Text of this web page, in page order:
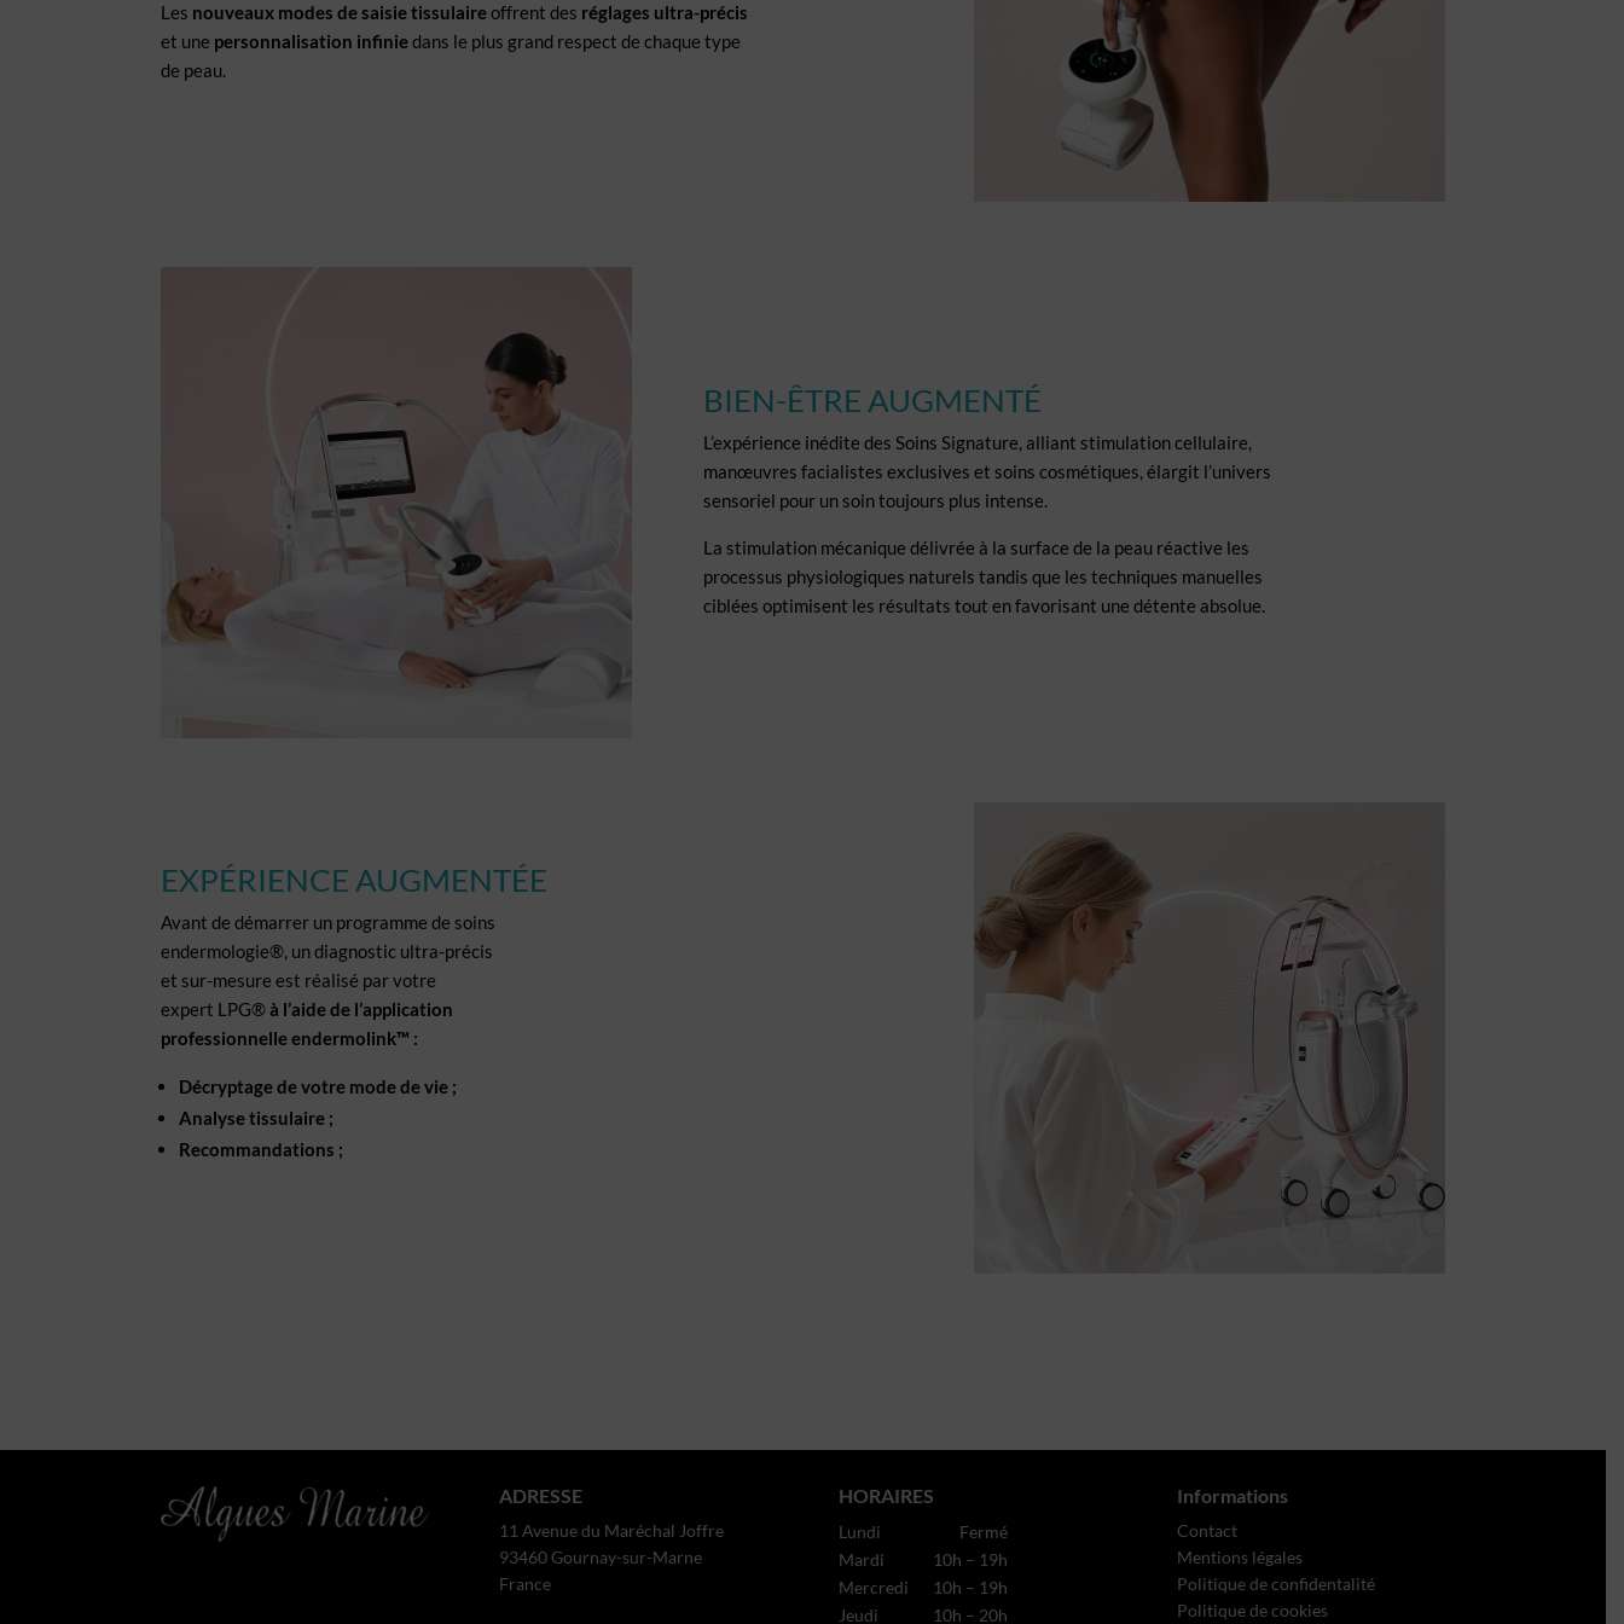
Les nouveaux modes de saisie tissulaireoffrent des réglages ultra-précis
et une personnalisation infiniedans le plus grand respect de chaque type
de peau.
BIEN-ÊTRE AUGMENTÉ
L’expérience inédite des Soins Signature, alliant stimulation cellulaire,
manœuvres facialistes exclusives et soins cosmétiques, élargit l’univers
sensoriel pour un soin toujours plus intense.
La stimulation mécanique délivrée à la surface de la peau réactive les
processus physiologiques naturels tandis que les techniques manuelles
ciblées optimisent les résultats tout en favorisant une détente absolue.
EXPÉRIENCE AUGMENTÉE
Avant de démarrer un programme de soins
endermologie®, un diagnostic ultra-précis
et sur-mesure est réalisé par votre
expert LPG®à l’aide de l’application
professionnelle endermolink™ :
Décryptage de votre mode de vie ;
Analyse tissulaire ;
Recommandations ;
ADRESSE
11 Avenue du Maréchal Joffre
93460 Gournay-sur-Marne
France
HORAIRES
Lundi
Fermé
Mardi
10h – 19h
Mercredi
10h – 19h
Jeudi
10h – 20h
Informations
Contact
Mentions légales
Politique de confidentalité
Politique de cookies